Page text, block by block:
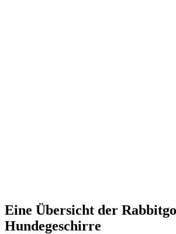
Eine Übersicht der
Hundegeschirre